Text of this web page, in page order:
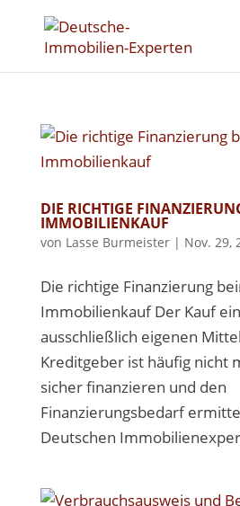
DIE RICHTIGE
IMMOBILIENKAUF
von Lasse Burmeister| Nov. 29,
Die richtige Finanzierung
Immobilienkauf Der Kauf
ausschließlich eigenen
Kreditgeber ist häufig nicht
sicher finanzieren und den
Finanzierungsbedarf
Deutschen